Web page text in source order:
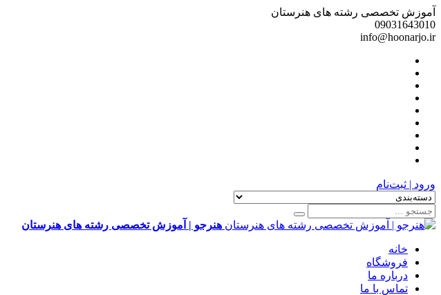
آموزش تخصصی رشته های هنرستان
09031643010
info@hoonarjo.ir
ورود | ثبت‌نام
هنرجو | آموزش تخصصی رشته های هنرستان
خانه
فروشگاه
درباره ما
تماس با ما